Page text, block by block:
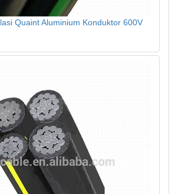
Quaint Aluminium Konduktor 600V